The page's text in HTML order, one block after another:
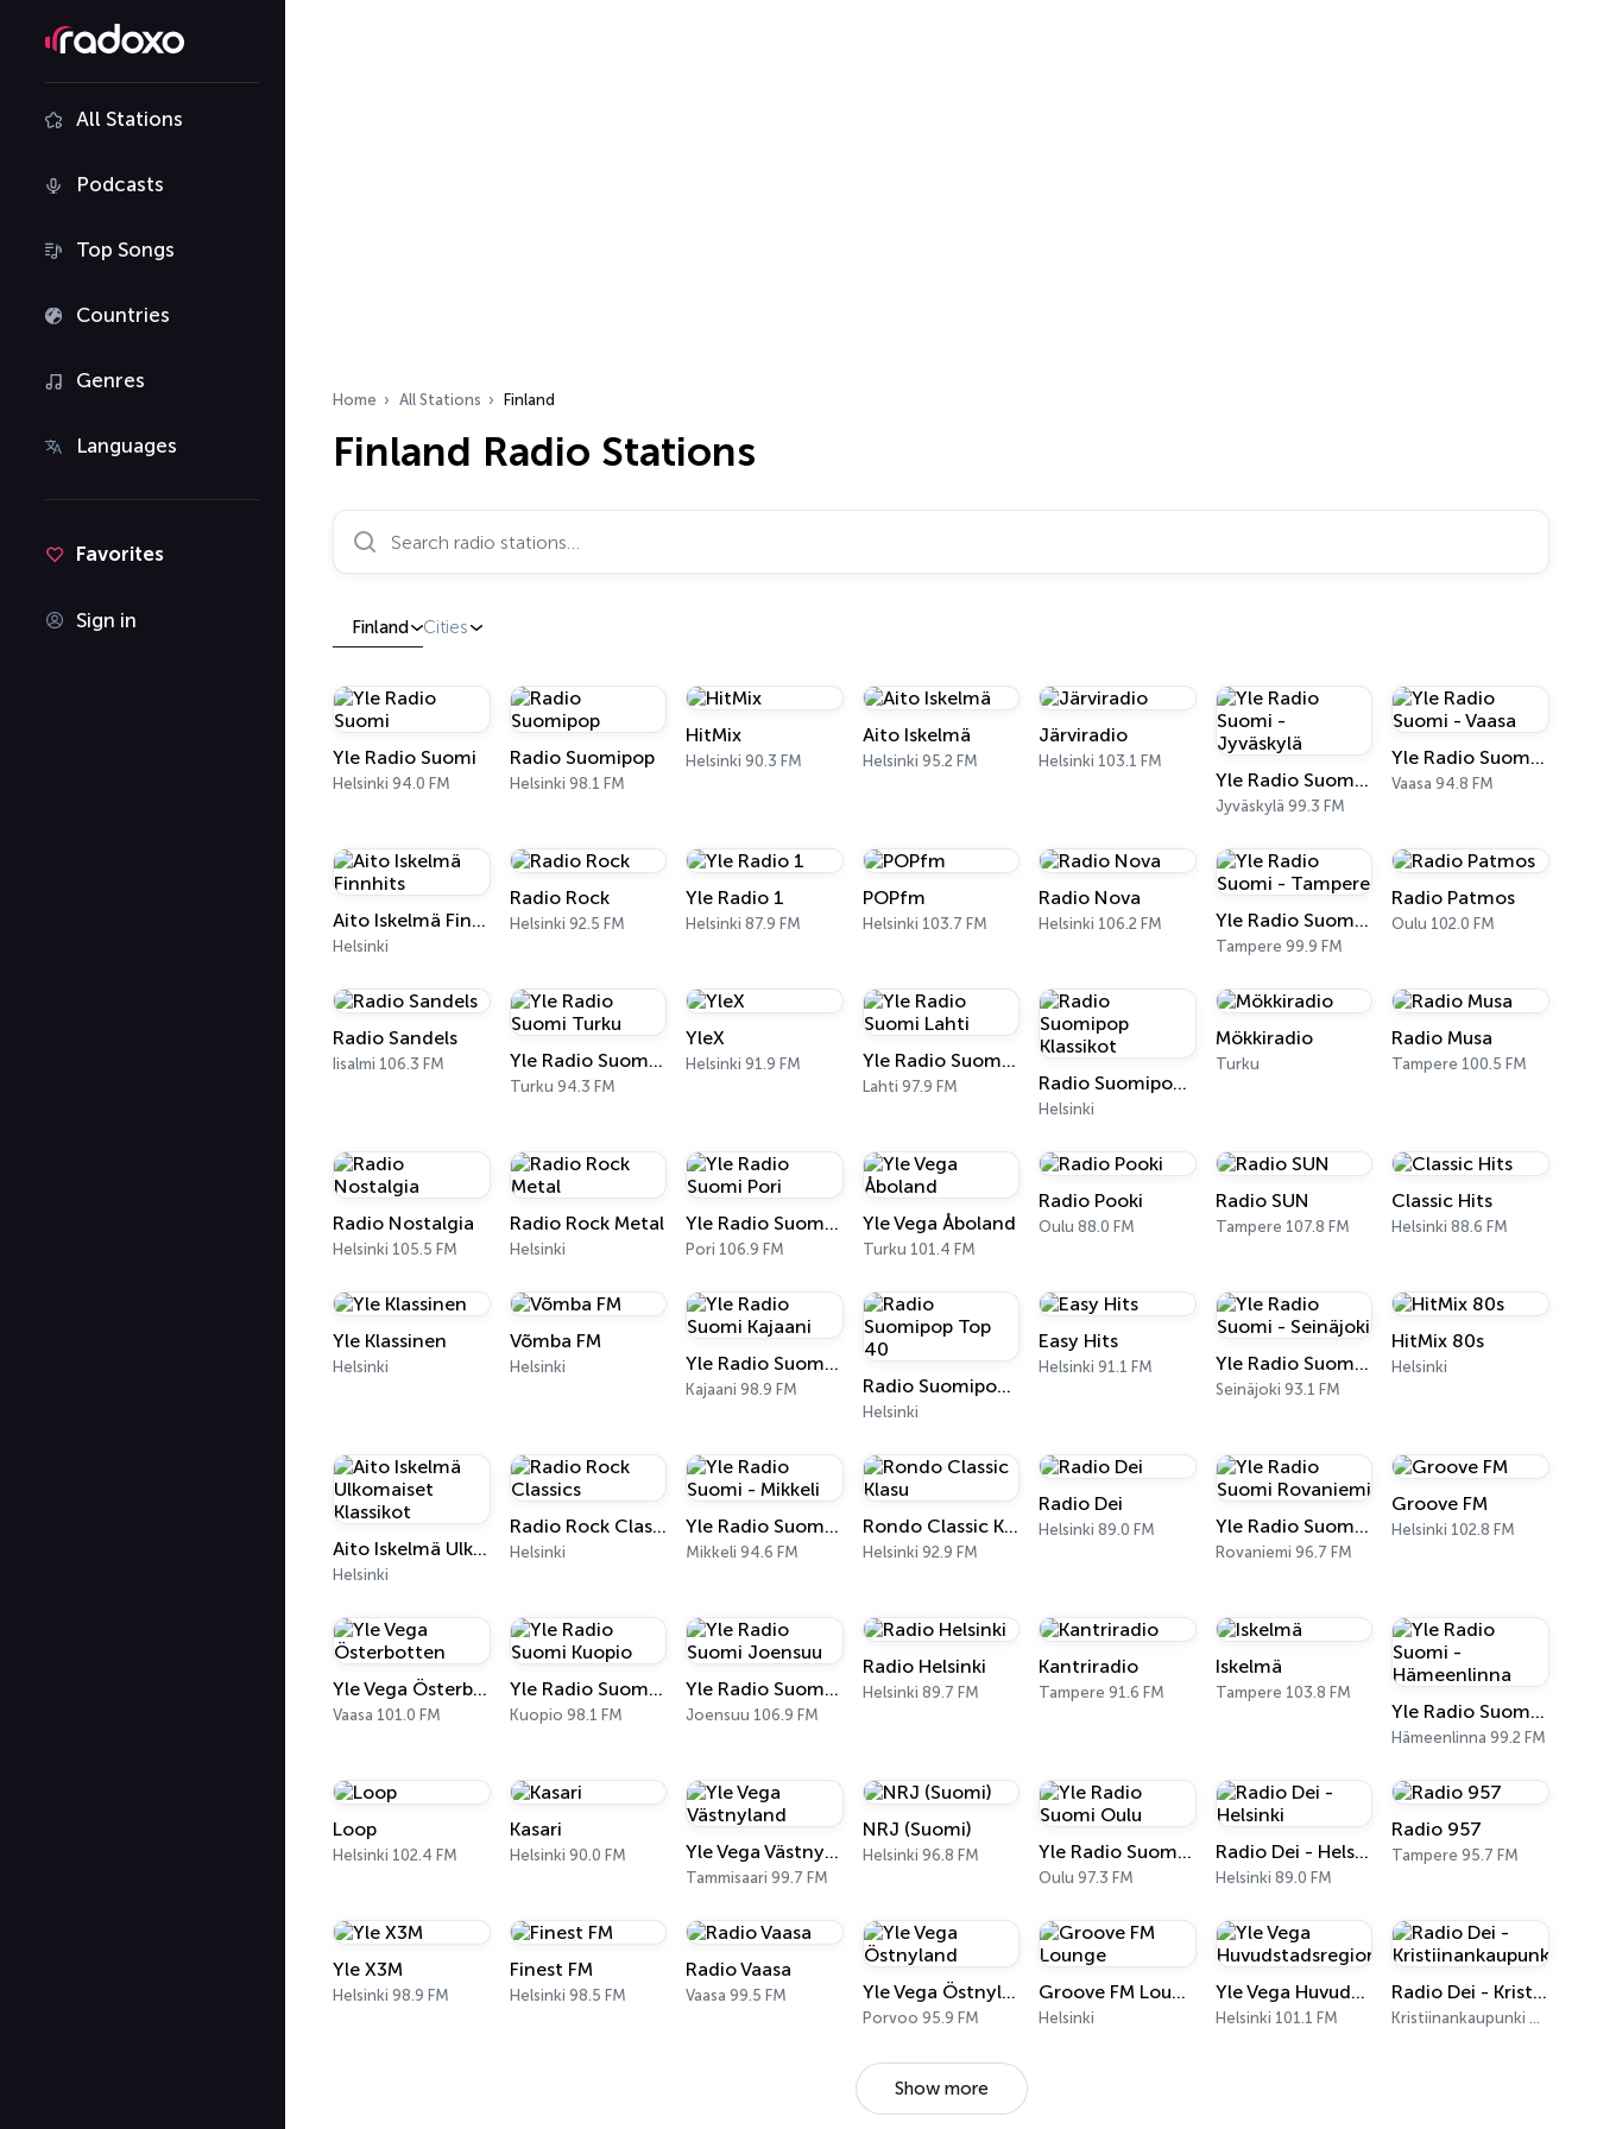
All Stations
Podcasts
Top Songs
Countries
Genres
Languages
Favorites
Sign in
Home All Stations Finland
Finland Radio Stations
Search radio stations…
Finland Cities
Yle Radio Suomi
Helsinki 94.0 FM
Radio Suomipop
Helsinki 98.1 FM
HitMix
Helsinki 90.3 FM
Aito Iskelmä
Helsinki 95.2 FM
Järviradio
Helsinki 103.1 FM
Yle Radio Suomi - Jyväskylä
Jyväskylä 99.3 FM
Yle Radio Suomi - Vaasa
Vaasa 94.8 FM
Aito Iskelmä Finnhits
Helsinki
Radio Rock
Helsinki 92.5 FM
Yle Radio 1
Helsinki 87.9 FM
POPfm
Helsinki 103.7 FM
Radio Nova
Helsinki 106.2 FM Yle Radio Suomi - Tampere
Tampere 99.9 FM
Radio Patmos
Oulu 102.0 FM
Radio Sandels
Iisalmi 106.3 FM Yle Radio Suomi Turku
Turku 94.3 FM
YleX
Helsinki 91.9 FM Yle Radio Suomi Lahti
Lahti 97.9 FM Radio Suomipop Klassikot
Helsinki
Mökkiradio
Turku
Radio Musa
Tampere 100.5 FM
Radio Nostalgia
Helsinki 105.5 FM
Radio Rock Metal
Helsinki
Yle Radio Suomi Pori
Pori 106.9 FM
Yle Vega Åboland
Turku 101.4 FM
Radio Pooki
Oulu 88.0 FM
Radio SUN
Tampere 107.8 FM
Classic Hits
Helsinki 88.6 FM
Yle Klassinen
Helsinki
Võmba FM
Helsinki Yle Radio Suomi Kajaani
Kajaani 98.9 FM Radio Suomipop Top 40
Helsinki
Easy Hits
Helsinki 91.1 FM Yle Radio Suomi - Seinäjoki
Seinäjoki 93.1 FM
HitMix 80s
Helsinki
Aito Iskelmä Ulkomaiset Klassikot
Helsinki
Radio Rock Classics
Helsinki
Yle Radio Suomi - Mikkeli
Mikkeli 94.6 FM
Rondo Classic Klasu
Helsinki 92.9 FM
Radio Dei
Helsinki 89.0 FM Yle Radio Suomi Rovaniemi
Rovaniemi 96.7 FM
Groove FM
Helsinki 102.8 FM
Yle Vega Österbotten
Vaasa 101.0 FM
Yle Radio Suomi Kuopio
Kuopio 98.1 FM
Yle Radio Suomi Joensuu
Joensuu 106.9 FM
Radio Helsinki
Helsinki 89.7 FM
Kantriradio
Tampere 91.6 FM
Iskelmä
Tampere 103.8 FM
Yle Radio Suomi - Hämeenlinna
Hämeenlinna 99.2 FM
Loop
Helsinki 102.4 FM
Kasari
Helsinki 90.0 FM Yle Vega Västnyland
Tammisaari 99.7 FM
NRJ (Suomi)
Helsinki 96.8 FM Yle Radio Suomi Oulu
Oulu 97.3 FM
Radio Dei - Helsinki
Helsinki 89.0 FM
Radio 957
Tampere 95.7 FM
Yle X3M
Helsinki 98.9 FM
Finest FM
Helsinki 98.5 FM
Radio Vaasa
Vaasa 99.5 FM Yle Vega Östnyland
Porvoo 95.9 FM
Groove FM Lounge
Helsinki
Yle Vega Huvudstadsregionen
Helsinki 101.1 FM
Radio Dei - Kristiinankaupunki
Kristiinankaupunki 89.5 FM
Show more